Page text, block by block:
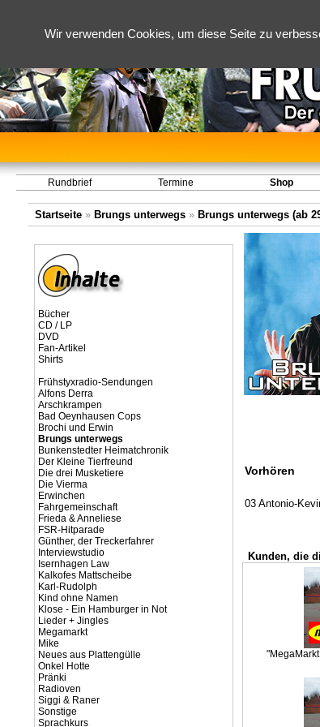
Wir verwenden Cookies, um diese Seite zu
Rundbrief Termine Shop
Startseite » Brungs unterwegs » Brungs unterwegs (ab
Bücher
CD / LP
DVD
Fan-Artikel
Shirts
Frühstyxradio-Sendungen
Alfons Derra
Arschkrampen
Bad Oeynhausen Cops
Brochi und Erwin
Brungs unterwegs
Bunkenstedter Heimatchronik
Der Kleine Tierfreund
Die drei Musketiere
Die Vierma
Erwinchen
Fahrgemeinschaft
Frieda & Anneliese
FSR-Hitparade
Günther, der Treckerfahrer
Interviewstudio
Isernhagen Law
Kalkofes Mattscheibe
Karl-Rudolph
Kind ohne Namen
Klose - Ein Hamburger in Not
Lieder + Jingles
Megamarkt
Mike
Neues aus Plattengülle
Onkel Hotte
Pränki
Radioven
Siggi & Raner
Sonstige
Sprachkurs
Vorhören
03 Antonio-
Kunden, die